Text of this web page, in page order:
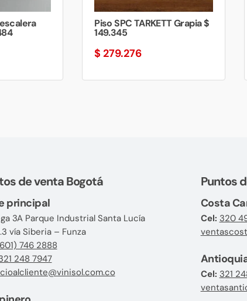
Piso SPC TARKETT Grapia $
149.345
$ 279.276
de venta Bogotá
principal
3A Parque Industrial Santa Lucía
vía Siberia – Funza
746 2888
248 7947
Puntos
Costa
Cel: 320
Cel: 321